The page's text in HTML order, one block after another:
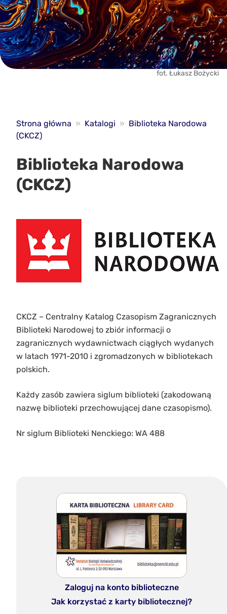
fot. Łukasz Bożycki
Strona główna » Katalogi » Biblioteka Narodowa
(CKCZ)
Biblioteka Narodowa
(CKCZ)
CKCZ – Centralny Katalog Czasopism Zagranicznych
Biblioteki Narodowej to zbiór informacji o
zagranicznych wydawnictwach ciągłych wydanych
w latach 1971-2010 i zgromadzonych w bibliotekach
polskich.
Każdy zasób zawiera siglum biblioteki (zakodowaną
nazwę biblioteki przechowującej dane czasopismo).
Nr siglum Biblioteki Nenckiego: WA 488
Zaloguj na konto biblioteczne
Jak korzystać z karty bibliotecznej?